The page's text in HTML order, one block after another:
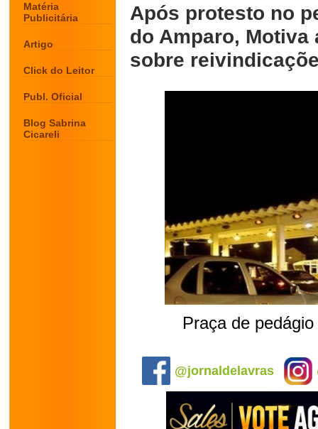
Matéria
Publicitária
Artigo
Click do Leitor
Publ. Oficial
Blog Sabrina
Cicareli
Após protesto no
do Amparo,
sobre
Praça de
@jornaldelavras